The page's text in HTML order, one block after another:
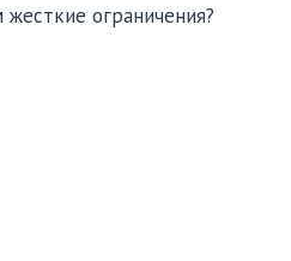
ограничения?